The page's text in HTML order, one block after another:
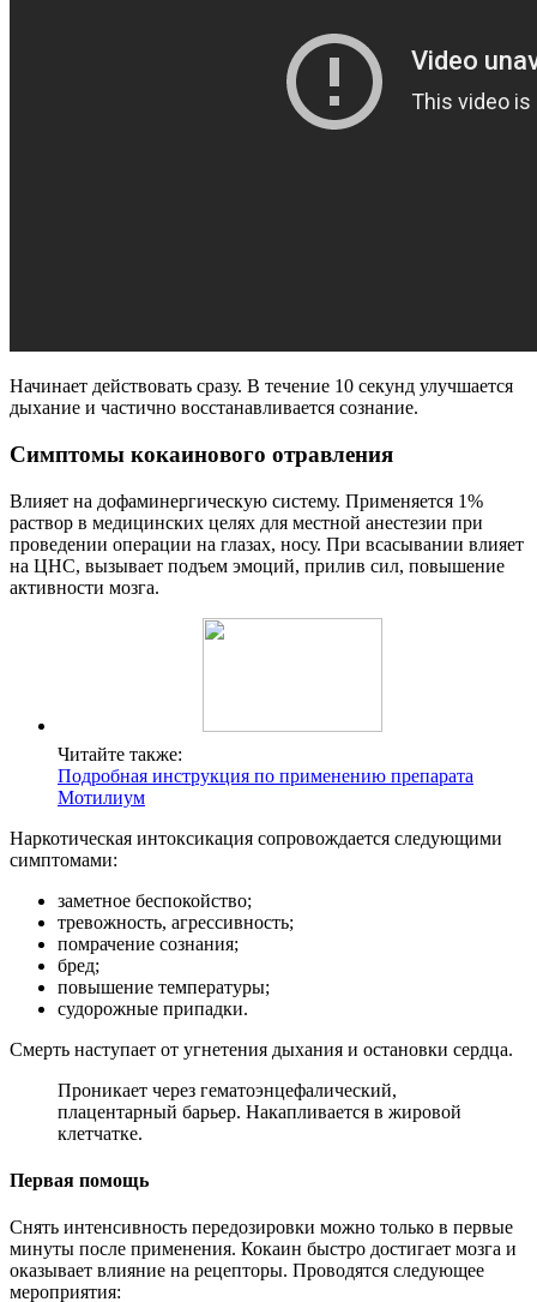
Начинает действовать сразу. В течение 10 секунд улучшается
дыхание и частично восстанавливается сознание.
Симптомы кокаинового отравления
Влияет на дофаминергическую систему. Применяется 1%
раствор в медицинских целях для местной анестезии при
проведении операции на глазах, носу. При всасывании влияет
на ЦНС, вызывает подъем эмоций, прилив сил, повышение
активности мозга.
Читайте также:
Подробная инструкция по применению препарата
Мотилиум
Наркотическая интоксикация сопровождается следующими
симптомами:
заметное беспокойство;
тревожность, агрессивность;
помрачение сознания;
бред;
повышение температуры;
судорожные припадки.
Смерть наступает от угнетения дыхания и остановки сердца.
Проникает через гематоэнцефалический,
плацентарный барьер. Накапливается в жировой
клетчатке.
Первая помощь
Снять интенсивность передозировки можно только в первые
минуты после применения. Кокаин быстро достигает мозга и
оказывает влияние на рецепторы. Проводятся следующее
мероприятия: